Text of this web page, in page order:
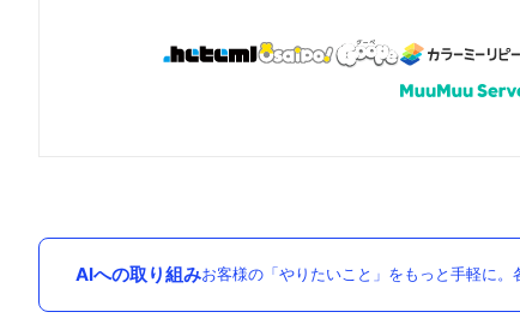
AIへの取り組みお客様の「やりたいこと」をもっと手軽に。